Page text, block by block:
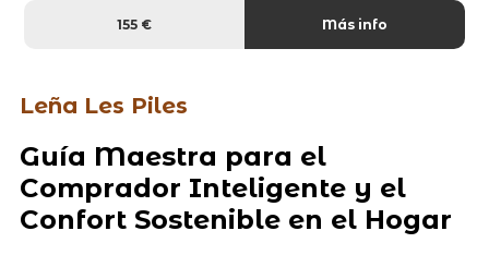
155 € Más info
Leña Les Piles
Guía Maestra para el
Comprador Inteligente y el
Confort Sostenible en el Hogar